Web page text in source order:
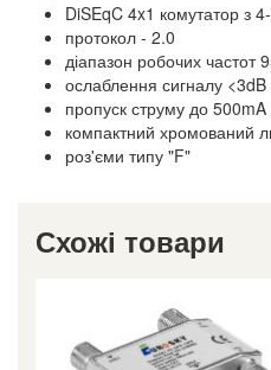
DiSEqC 4x1 комутатор з
протокол - 2.0
діапазон робочих частот
ослаблення сигналу <3dB
пропуск струму до
компактний хромований
роз'єми типу "F"
Схожі товари